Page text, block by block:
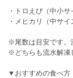
・トロえび（中小
・メヒカリ（中サ
※尾数は目安です。
※どちらも流水解凍
▼おすすめの食べ方